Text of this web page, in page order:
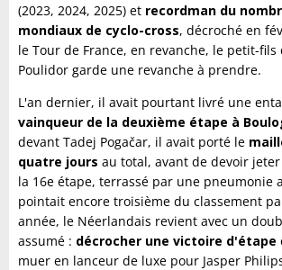
(2023, 2024, 2025) et recordman du
mondiaux de cyclo-cross, décroché en
le Tour de France, en revanche, le petit-fils
Poulidor garde une revanche à prendre.
L'an dernier, il avait pourtant livré une
vainqueur de la deuxième étape à
devant Tadej Pogačar, il avait porté le
quatre jours au total, avant de devoir
la 16e étape, terrassé par une pneumonie
pointait encore troisième du classement
année, le Néerlandais revient avec un
assumé : décrocher une victoire d'étape
muer en lanceur de luxe pour Jasper